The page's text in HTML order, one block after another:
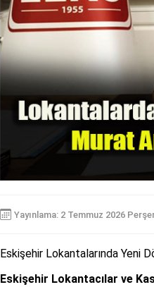
Yayınlama: 2 Temmuz 2026
Eskişehir Lokantalarında Yeni
Eskişehir Lokantacılar ve